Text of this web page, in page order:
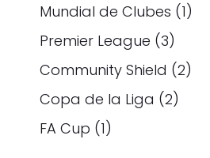
Mundial de Clubes (1)
Premier League (3)
Community Shield (2)
Copa de la Liga (2)
FA Cup (1)